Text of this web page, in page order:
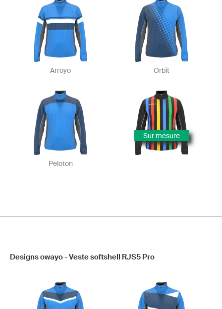
Arroyo Orbit
Peloton
Sur mesure
Designs owayo - Veste softshell RJS5 Pro